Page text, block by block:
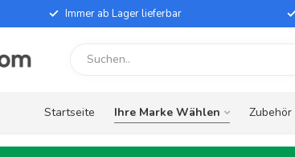
Immer ab Lager lieferbar
Startseite Ihre Marke Wählen Zubehör